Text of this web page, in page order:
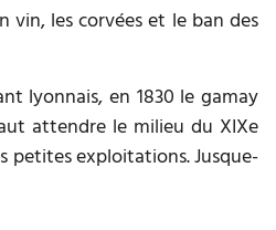
vin, les corvées et le ban des
lyonnais, en 1830 le gamay
attendre le milieu du XIXe
petites exploitations. Jusque-